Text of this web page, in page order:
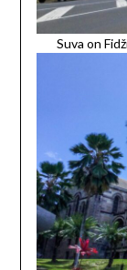
Suva on